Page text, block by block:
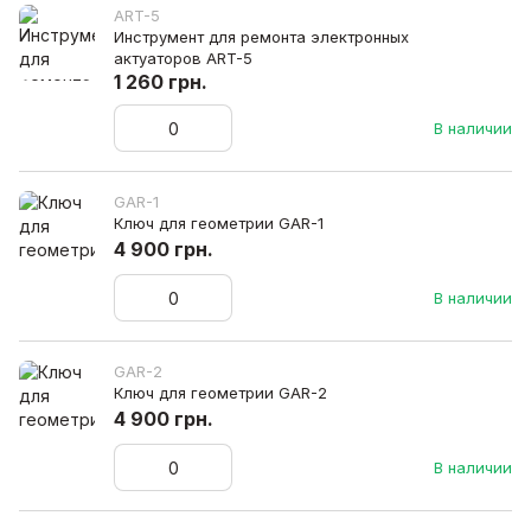
ART-5
Инструмент для ремонта электронных
актуаторов ART-5
В наличии
1 260 грн.
GAR-1
Ключ для геометрии GAR-1
В наличии
4 900 грн.
GAR-2
Ключ для геометрии GAR-2
В наличии
4 900 грн.